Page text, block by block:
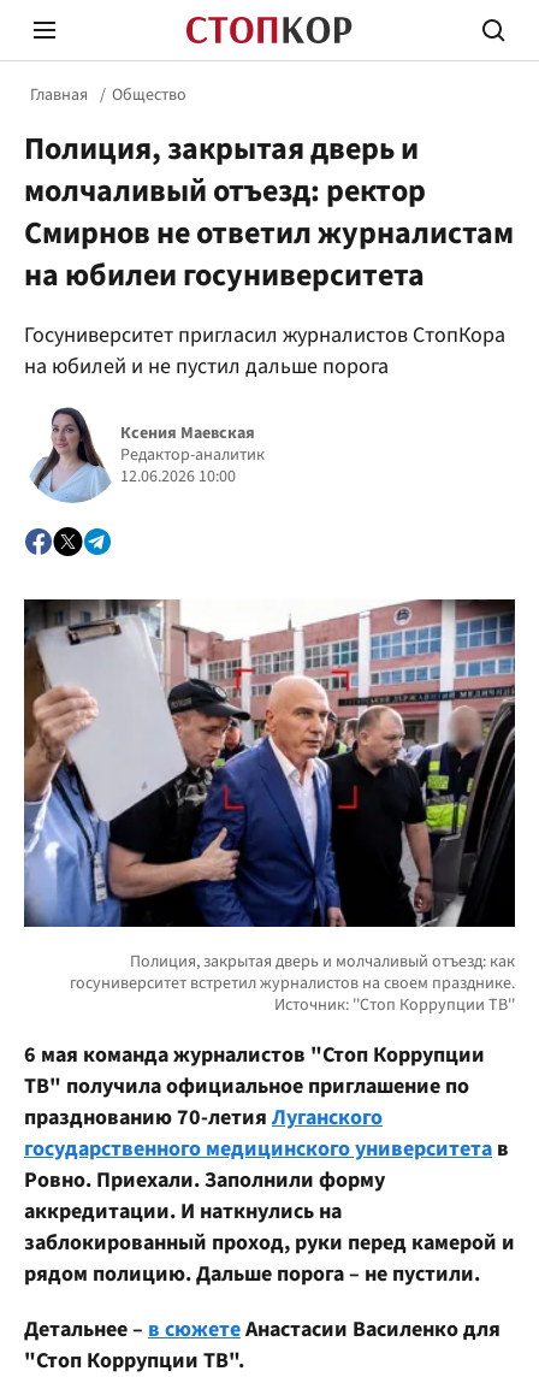
Стоп Политической Коррупции
Политика
Главная Общество
Полиция, закрытая дверь и
молчаливый отъезд: ректор
Смирнов не ответил журналистам
на юбилеи госуниверситета
Госуниверситет пригласил журналистов СтопКора
на юбилей и не пустил дальше порога
Ксения Маевская
Редактор-аналитик
12.06.2026 10:00
6 мая команда журналистов "Стоп Коррупции
ТВ" получила официальное приглашение по
празднованию 70-летия Луганского
государственного медицинского университета в
Ровно. Приехали. Заполнили форму
аккредитации. И наткнулись на
заблокированный проход, руки перед камерой и
рядом полицию. Дальше порога – не пустили.
Детальнее – в сюжетеАнастасии Василенко для
"Стоп Коррупции ТВ".